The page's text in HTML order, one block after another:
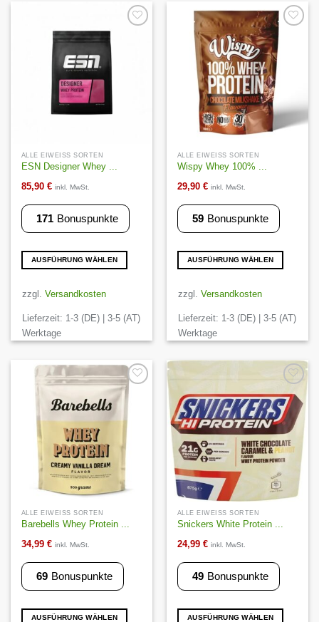
Produktseite
gewählt
Optionen
können
Produktseite
gewählt
werden
Wunschliste
ALLE EIWEISS SORTEN
ESN Designer Whey ...
85,90 € inkl. MwSt.
171 Bonuspunkte
AUSFÜHRUNG WÄHLEN
Produkt
mehrere
Varianten
auf.
Optionen
können
Produktseite
werden
zzgl. Versandkosten
Lieferzeit: 1-3 (DE) | 3-5 (AT)
Werktage
Auf die
Wunschliste
ALLE EIWEISS SORTEN
Wispy Whey 100% ...
29,90 € inkl. MwSt.
59 Bonuspunkte
AUSFÜHRUNG WÄHLEN
Produkt
mehrere
Varianten
auf.
Die
Optionen
auf
der
Produktseite
gewählt
werden
zzgl. Versandkosten
Lieferzeit: 1-3 (DE) | 3-5 (AT)
Werktage
Auf die
Wunschliste
ALLE EIWEISS SORTEN
Barebells Whey Protein ...
34,99 € inkl. MwSt.
69 Bonuspunkte
AUSFÜHRUNG WÄHLEN
Auf die
Wunschliste
ALLE EIWEISS SORTEN
Snickers White Protein ...
24,99 € inkl. MwSt.
49 Bonuspunkte
AUSFÜHRUNG WÄHLEN